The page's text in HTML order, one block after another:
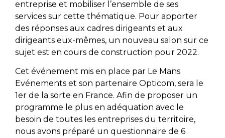
entreprise et mobiliser l’ensemble de ses
services sur cette thématique. Pour apporter
des réponses aux cadres dirigeants et aux
dirigeants eux-mêmes, un nouveau salon sur ce
sujet est en cours de construction pour 2022.
Cet événement mis en place par Le Mans
Evénements et son partenaire Opticom, sera le
1er de la sorte en France. Afin de proposer un
programme le plus en adéquation avec le
besoin de toutes les entreprises du territoire,
nous avons préparé un questionnaire de 6